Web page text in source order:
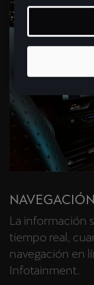
La información
tiempo real,
navegación en
Infotainment.